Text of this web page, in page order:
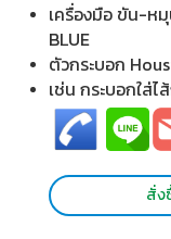
เครื่องมือ ขัน-ห
BLUE
ตัวกระบอก
เช่น กระบอกใส่ไ
สั่ง